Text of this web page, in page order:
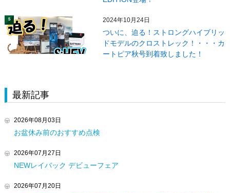
5 2024年10月24日
ついに、迫る！ストロングハイブリッ
ドモデルのクロストレック！・・・カ
ートピア秋号到着致しました！
最新記事
2026年08月03日
お盆休み前のおすすめ点検
2026年07月27日
NEWレイバック デビューフェア
2026年07月20日